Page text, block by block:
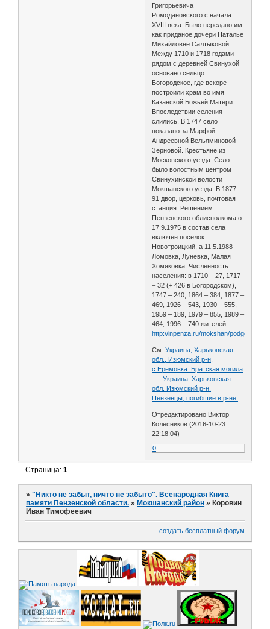
Григорьевича
Ромодановского с начала
XVIII века. Было передано им
как приданое дочери Наталье
Михайловне Салтыковой.
Между 1710 и 1718 годами
рядом с деревней Свинухой
основано сельцо
Богородское, где вскоре
построили храм во имя
Казанской Божьей Матери.
Впоследствии селения
слились. В 1747 село
показано за Марфой
Андреевной Вельяминовой
Зерновой. Крестьяне из
Московского уезда. Село
было волостным центром
Свинухинской волости
Мокшанского уезда. В 1877 –
91 двор, церковь, почтовая
станция. Решением
Пензенского облисполкома от
17.9.1975 в состав села
включен поселок
Новотроицкий, а 11.5.1988 –
Ломовка, Луневка, Малая
Хомяковка. Численность
населения: в 1710 – 27, 1717
– 32 (+ 426 в Богородском),
1747 – 240, 1864 – 384, 1877 –
469, 1926 – 543, 1930 – 555,
1959 – 189, 1979 – 855, 1989 –
464, 1996 – 740 жителей.
http://inpenza.ru/mokshan/
См.Украина, Харьковская
обл., Изюмский р-н,
с.Еремовка. Братская могила
Украина. Харьковская
обл. Изюмский р-н.
Пензенцы, погибшие в р-не.
Отредактировано Виктор
Колесников (2016-10-23
22:18:04)
0
Страница:1
»"Никто не забыт, ничто не забыто". Всенародная Книга
памяти Пензенской области. » Мокшанский район » Коровин
Иван Тимофеевич
создать бесплатный форум